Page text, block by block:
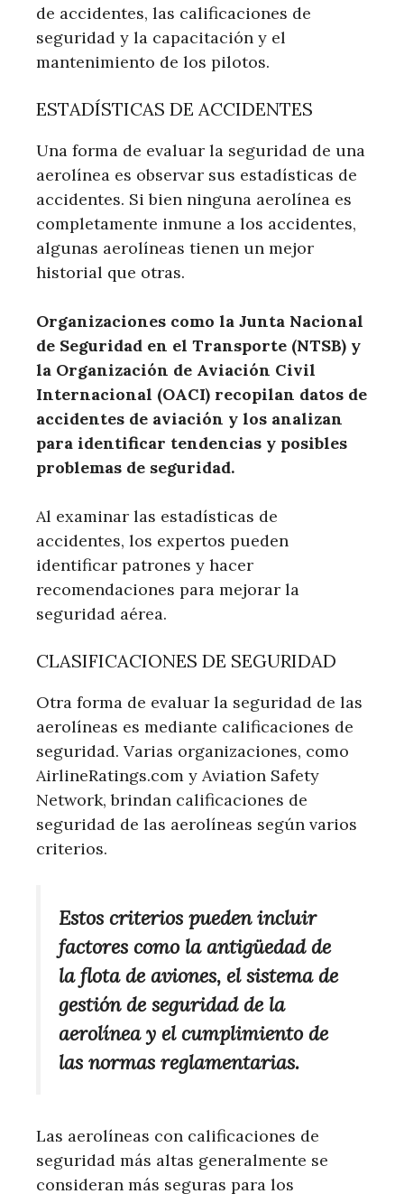
de accidentes, las calificaciones de
seguridad y la capacitación y el
mantenimiento de los pilotos.
ESTADÍSTICAS DE ACCIDENTES
Una forma de evaluar la seguridad de una
aerolínea es observar sus estadísticas de
accidentes. Si bien ninguna aerolínea es
completamente inmune a los accidentes,
algunas aerolíneas tienen un mejor
historial que otras.
Organizaciones como la Junta Nacional
de Seguridad en el Transporte (NTSB) y
la Organización de Aviación Civil
Internacional (OACI) recopilan datos de
accidentes de aviación y los analizan
para identificar tendencias y posibles
problemas de seguridad.
Al examinar las estadísticas de
accidentes, los expertos pueden
identificar patrones y hacer
recomendaciones para mejorar la
seguridad aérea.
CLASIFICACIONES DE SEGURIDAD
Otra forma de evaluar la seguridad de las
aerolíneas es mediante calificaciones de
seguridad. Varias organizaciones, como
AirlineRatings.com y Aviation Safety
Network, brindan calificaciones de
seguridad de las aerolíneas según varios
criterios.
Estos criterios pueden incluir
factores como la antigüedad de
la flota de aviones, el sistema de
gestión de seguridad de la
aerolínea y el cumplimiento de
las normas reglamentarias.
Las aerolíneas con calificaciones de
seguridad más altas generalmente se
consideran más seguras para los